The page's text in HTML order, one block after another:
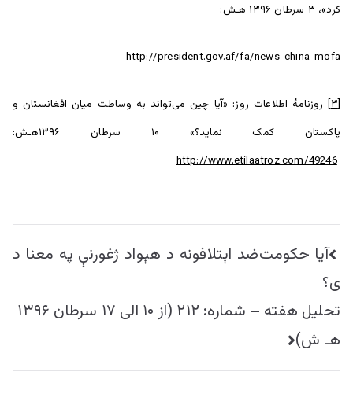
کرد»، ۳ سرطان ۱۳۹۶ هـش:
http://president.gov.af/fa/news-china-mofa
[۳] روزنامۀ اطلاعات روز: «آیا چین می‌تواند به وساطت میان افغانستان و
پاکستان کمک نماید؟» ۱۰ سرطان ۱۳۹۶هـش:
http://www.etilaatroz.com/49246
راهبری
نوشته
آیا حکومت‌ضد اېتلافونه د هېواد ژغورنې په معنا د
ی؟
تحلیل هفته – شماره: ۲۱۲ (از ۱۰ الی ۱۷ سرطان ۱۳۹۶
هـ ش)